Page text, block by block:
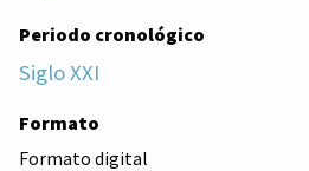
Periodo cronológico
Siglo XXI
Formato
Formato digital